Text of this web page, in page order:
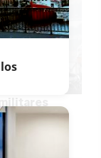
una nueva